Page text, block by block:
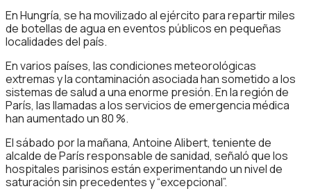
En Hungría, se ha movilizado al ejército para repartir miles
de botellas de agua en eventos públicos en pequeñas
localidades del país.
En varios países, las condiciones meteorológicas
extremas y la contaminación asociada han sometido a los
sistemas de salud a una enorme presión. En la región de
París, las llamadas a los servicios de emergencia médica
han aumentado un 80 %.
El sábado por la mañana, Antoine Alibert, teniente de
alcalde de París responsable de sanidad, señaló que los
hospitales parisinos están experimentando un nivel de
saturación sin precedentes y “excepcional”.